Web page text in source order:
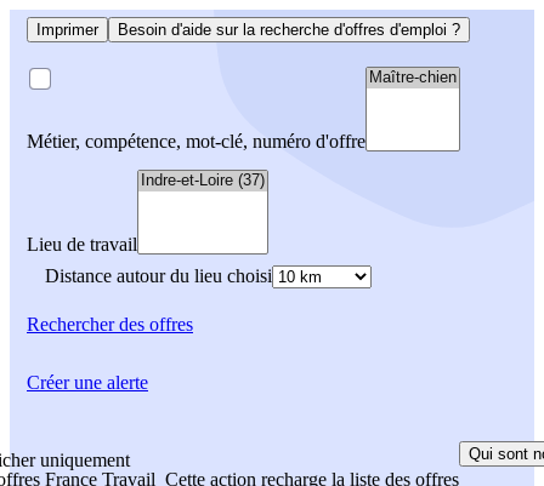
Imprimer Besoin d'aide sur la recherche d'offres d'emploi ?
Métier, compétence, mot-clé, numéro d'offre
Lieu de travail
Distance autour du lieu choisi
Rechercherdes offres
uniquement
France Travail Cette action recharge la liste des offres
Qui sont
Créer une alerte